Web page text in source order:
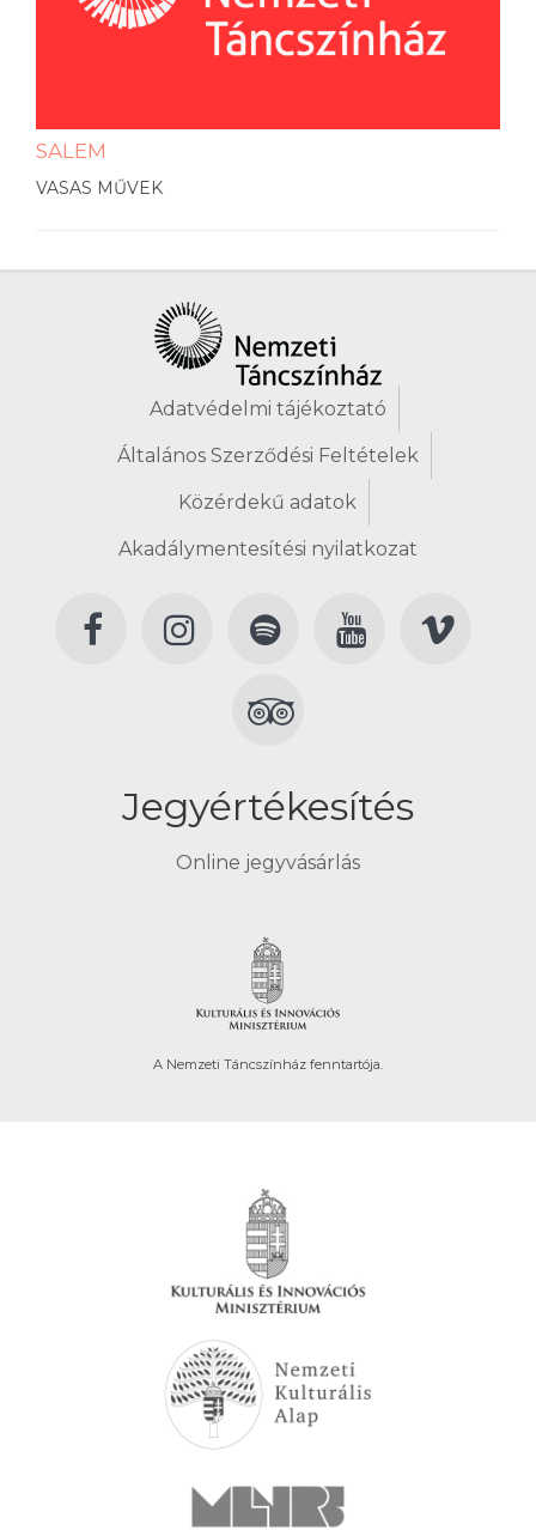
SALEM
VASAS MŰVEK
Adatvédelmi tájékoztató
Általános Szerződési Feltételek
Közérdekű adatok
Akadálymentesítési nyilatkozat
Jegyértékesítés
Online jegyvásárlás
A Nemzeti Táncszínház fenntartója.